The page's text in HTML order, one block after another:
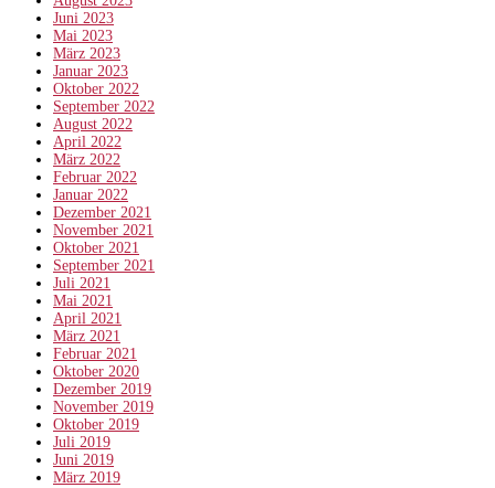
Juni 2023
Mai 2023
März 2023
Januar 2023
Oktober 2022
September 2022
August 2022
April 2022
März 2022
Februar 2022
Januar 2022
Dezember 2021
November 2021
Oktober 2021
September 2021
Juli 2021
Mai 2021
April 2021
März 2021
Februar 2021
Oktober 2020
Dezember 2019
November 2019
Oktober 2019
Juli 2019
Juni 2019
März 2019